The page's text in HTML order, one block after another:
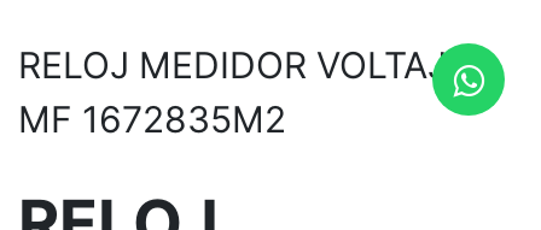
RELOJ MEDIDOR VOLTAJE
MF 1672835M2